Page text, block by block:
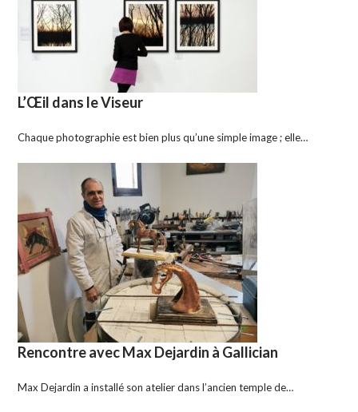
L’Œil dans le Viseur
Chaque photographie est bien plus qu’une simple image ; elle…
Rencontre avec Max Dejardin à Gallician
Max Dejardin a installé son atelier dans l’ancien temple de…